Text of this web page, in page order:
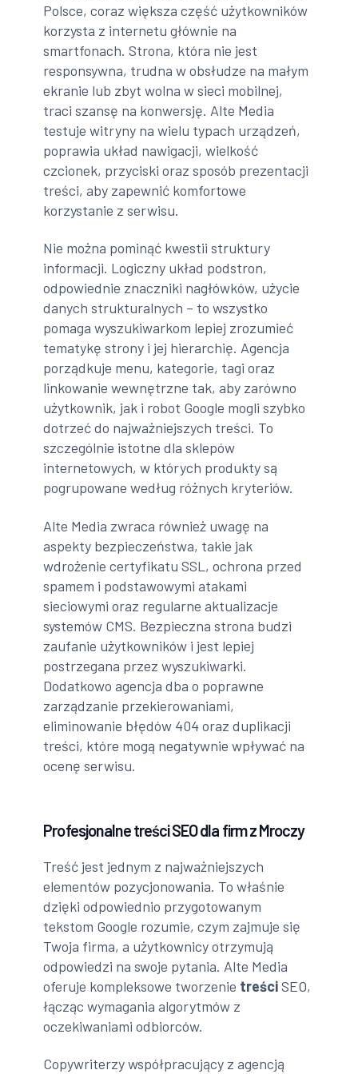
Polsce, coraz większa część użytkowników
korzysta z internetu głównie na
smartfonach. Strona, która nie jest
responsywna, trudna w obsłudze na małym
ekranie lub zbyt wolna w sieci mobilnej,
traci szansę na konwersję. Alte Media
testuje witryny na wielu typach urządzeń,
poprawia układ nawigacji, wielkość
czcionek, przyciski oraz sposób prezentacji
treści, aby zapewnić komfortowe
korzystanie z serwisu.
Nie można pominąć kwestii struktury
informacji. Logiczny układ podstron,
odpowiednie znaczniki nagłówków, użycie
danych strukturalnych – to wszystko
pomaga wyszukiwarkom lepiej zrozumieć
tematykę strony i jej hierarchię. Agencja
porządkuje menu, kategorie, tagi oraz
linkowanie wewnętrzne tak, aby zarówno
użytkownik, jak i robot Google mogli szybko
dotrzeć do najważniejszych treści. To
szczególnie istotne dla sklepów
internetowych, w których produkty są
pogrupowane według różnych kryteriów.
Alte Media zwraca również uwagę na
aspekty bezpieczeństwa, takie jak
wdrożenie certyfikatu SSL, ochrona przed
spamem i podstawowymi atakami
sieciowymi oraz regularne aktualizacje
systemów CMS. Bezpieczna strona budzi
zaufanie użytkowników i jest lepiej
postrzegana przez wyszukiwarki.
Dodatkowo agencja dba o poprawne
zarządzanie przekierowaniami,
eliminowanie błędów 404 oraz duplikacji
treści, które mogą negatywnie wpływać na
ocenę serwisu.
Profesjonalne treści SEO dla firm z Mroczy
Treść jest jednym z najważniejszych
elementów pozycjonowania. To właśnie
dzięki odpowiednio przygotowanym
tekstom Google rozumie, czym zajmuje się
Twoja firma, a użytkownicy otrzymują
odpowiedzi na swoje pytania. Alte Media
oferuje kompleksowe tworzenie treściSEO,
łącząc wymagania algorytmów z
oczekiwaniami odbiorców.
Copywriterzy współpracujący z agencją